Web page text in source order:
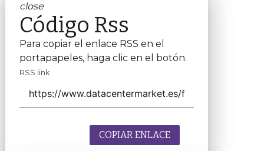
close
Código Rss
Para copiar el enlace RSS en el
portapapeles, haga clic en el botón.
RSS link
COPIAR ENLACE